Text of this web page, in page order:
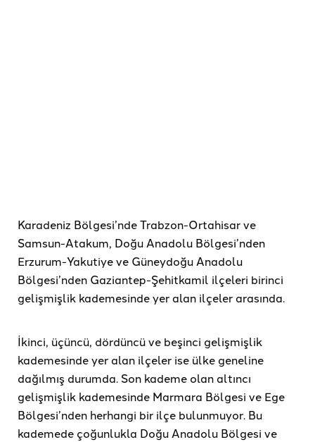
Karadeniz Bölgesi’nde Trabzon-Ortahisar ve
Samsun-Atakum, Doğu Anadolu Bölgesi’nden
Erzurum-Yakutiye ve Güneydoğu Anadolu
Bölgesi’nden Gaziantep-Şehitkamil ilçeleri birinci
gelişmişlik kademesinde yer alan ilçeler arasında.
İkinci, üçüncü, dördüncü ve beşinci gelişmişlik
kademesinde yer alan ilçeler ise ülke geneline
dağılmış durumda. Son kademe olan altıncı
gelişmişlik kademesinde Marmara Bölgesi ve Ege
Bölgesi’nden herhangi bir ilçe bulunmuyor. Bu
kademede çoğunlukla Doğu Anadolu Bölgesi ve